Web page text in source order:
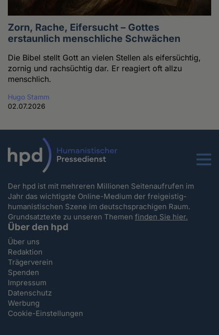
Zorn, Rache, Eifersucht – Gottes
erstaunlich menschliche Schwächen
Die Bibel stellt Gott an vielen Stellen als eifersüchtig,
zornig und rachsüchtig dar. Er reagiert oft allzu
menschlich.
Hugo Stamm
02.07.2026
Menu
Der hpd ist mit mehreren Millionen Seitenaufrufen im
Jahr das wichtigste Online-Medium der freigeistig-
humanistischen Szene im deutschsprachigen Raum.
Grundsatztexte zu unseren Themenfinden Sie hier.
Über den hpd
Über uns
Redaktion
Trägerverein
Spenden
Impressum
Datenschutz
Werbung
Cookie-Einstellungen